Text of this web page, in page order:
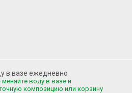
в вазе ежедневно
воду в вазе и
композицию или корзину